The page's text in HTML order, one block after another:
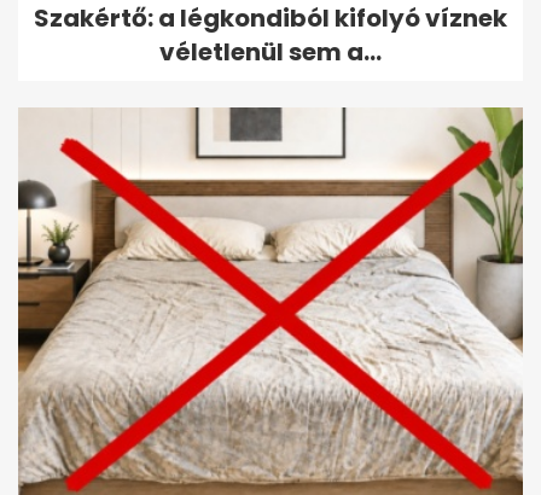
Szakértő: a légkondiból kifolyó víznek
véletlenül sem a...